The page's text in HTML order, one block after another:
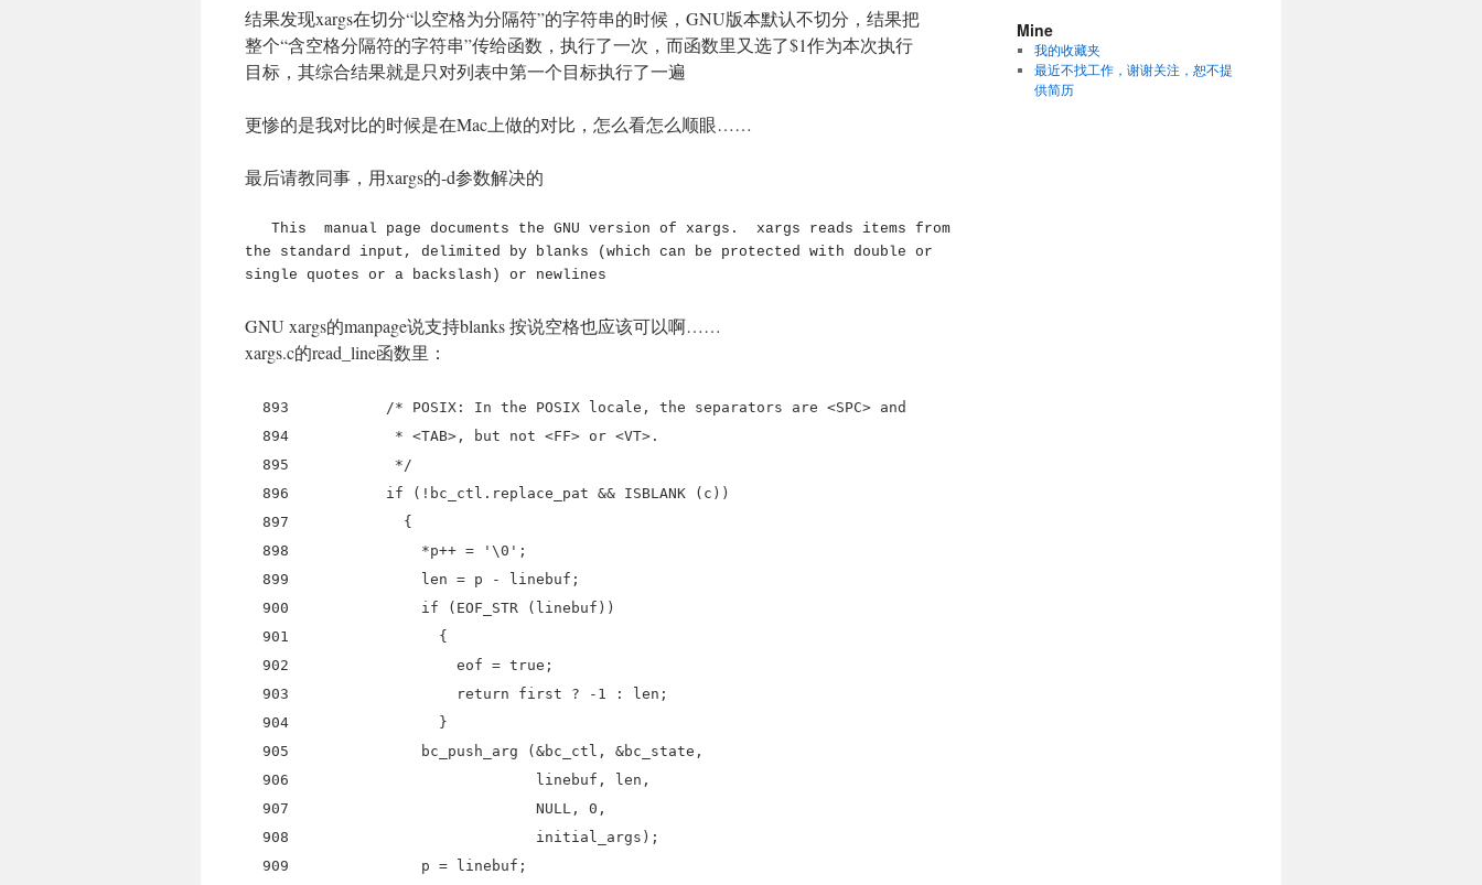
结果发现xargs在切分“以空格为分隔符”的字符串的时候，GNU版本默认不切分，结果把
整个“含空格分隔符的字符串”传给函数，执行了一次，而函数里又选了$1作为本次执行
目标，其综合结果就是只对列表中第一个目标执行了一遍
更惨的是我对比的时候是在Mac上做的对比，怎么看怎么顺眼……
最后请教同事，用xargs的-d参数解决的
the standard input, delimited by blanks (which can be protected with double or
single quotes or a backslash) or newlines
GNU xargs的manpage说支持blanks 按说空格也应该可以啊……
xargs.c的read_line函数里：
893 /* POSIX: In the POSIX locale, the separators are <SPC> and
894 * <TAB>, but not <FF> or <VT>.
895 */
896 if (!bc_ctl.replace_pat && ISBLANK (c))
897 {
898 *p++ = '\0';
899 len = p - linebuf;
900 if (EOF_STR (linebuf))
901 {
902 eof = true;
903 return first ? -1 : len;
904 }
905 bc_push_arg (&bc_ctl, &bc_state,
906 linebuf, len,
907 NULL, 0,
908 initial_args);
909 p = linebuf;
Mine
我的收藏夹
最近不找工作，谢谢关注，恕不提
供简历